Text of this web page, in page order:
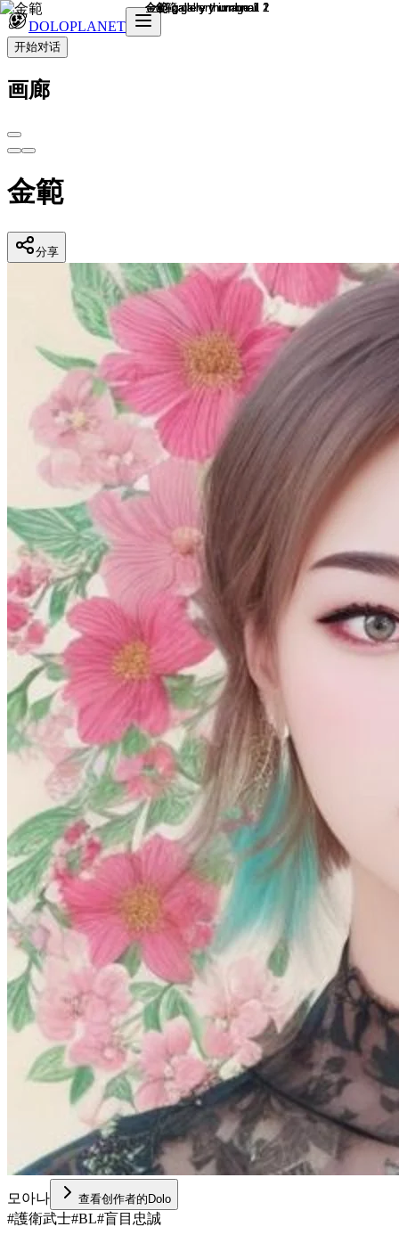
DOLOPLANET
开始对话
画廊
金範
分享
모아나 查看创作者的Dolo
#護衛武士#BL#盲目忠誠